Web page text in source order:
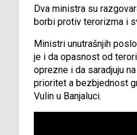
Dva ministra su
borbi protiv terorizma i
Ministri unutrašnjih
je i da opasnost od
oprezne i da saradjuju
prioritet a bezbjednost
Vulin u Banjaluci.